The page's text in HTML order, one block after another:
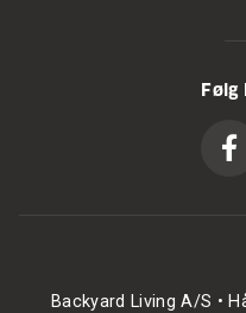
Backyard Living A/S •